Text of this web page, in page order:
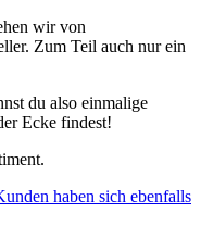
wir von
Zum Teil auch nur ein
du also einmalige
Ecke findest!
haben sich ebenfalls